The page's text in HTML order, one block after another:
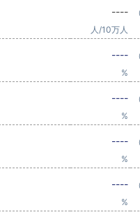
----
人/10万人
----
%
----
%
----
%
----
%